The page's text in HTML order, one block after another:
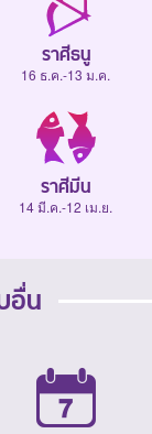
ราศีธนู
16 ธ.ค.-13 ม.ค.
ราศีมีน
14 มี.ค.-12 เม.ย.
อื่น